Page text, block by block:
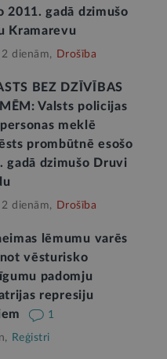
2011. gadā dzimušo
Kramarevu
2 dienām, Drošība
BEZ DZĪVĪBAS
Valsts policijas
meklē
prombūtnē esošo
gadā dzimušo Druvi
2 dienām, Drošība
lēmumu varēs
vēsturisko
padomju
represiju
1
Reģistri